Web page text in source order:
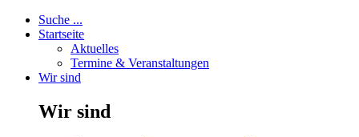
Suche ...
Startseite
Aktuelles
Termine & Veranstaltungen
Wir sind
Wir sind